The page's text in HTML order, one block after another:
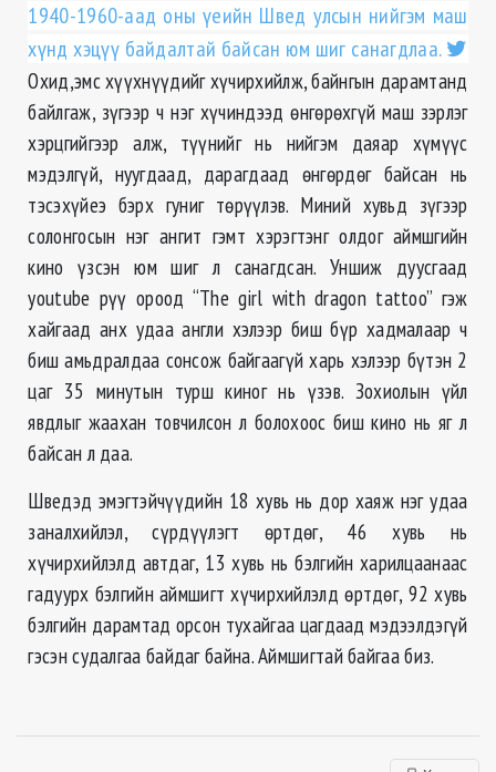
1940-1960-аад оны үеийн Швед улсын нийгэм маш
хүнд хэцүү байдалтай байсан юм шиг санагдлаа.
Охид,эмс хүүхнүүдийг хүчирхийлж, байнгын дарамтанд
байлгаж, зүгээр ч нэг хүчиндээд өнгөрөхгүй маш зэрлэг
хэрцгийгээр алж, түүнийг нь нийгэм даяар хүмүүс
мэдэлгүй, нуугдаад, дарагдаад өнгөрдөг байсан нь
тэсэхүйеэ бэрх гуниг төрүүлэв. Миний хувьд зүгээр
солонгосын нэг ангит гэмт хэрэгтэнг олдог аймшгийн
кино үзсэн юм шиг л санагдсан. Уншиж дуусгаад
youtube рүү ороод “The girl with dragon tattoo” гэж
хайгаад анх удаа англи хэлээр биш бүр хадмалаар ч
биш амьдралдаа сонсож байгаагүй харь хэлээр бүтэн 2
цаг 35 минутын турш киног нь үзэв. Зохиолын үйл
явдлыг жаахан товчилсон л болохоос биш кино нь яг л
байсан л даа.
Шведэд эмэгтэйчүүдийн 18 хувь нь дор хаяж нэг удаа
заналхийлэл, сүрдүүлэгт өртдөг, 46 хувь нь
хүчирхийлэлд автдаг, 13 хувь нь бэлгийн харилцаанаас
гадуурх бэлгийн аймшигт хүчирхийлэлд өртдөг, 92 хувь
бэлгийн дарамтад орсон тухайгаа цагдаад мэдээлдэгүй
гэсэн судалгаа байдаг байна. Аймшигтай байгаа биз.